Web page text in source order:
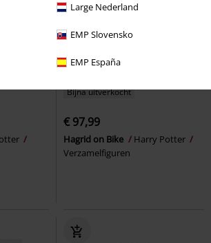
Large Nederland
EMP Slovensko
EMP España
Bijna uitverkocht
€ 97,99
Hagrid on Bike
Harry Potter
Verzamelfiguren